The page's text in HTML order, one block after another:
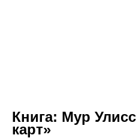
Книга: Мур
карт»